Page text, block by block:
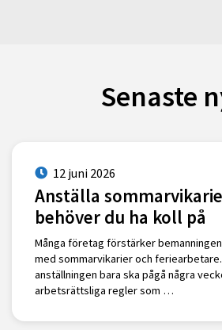
Senaste
12 juni 2026
Anställa
behöver du ha koll på
Många företag förstärker
med sommarvikarier och
anställningen bara ska pågå några
arbetsrättsliga regler som …